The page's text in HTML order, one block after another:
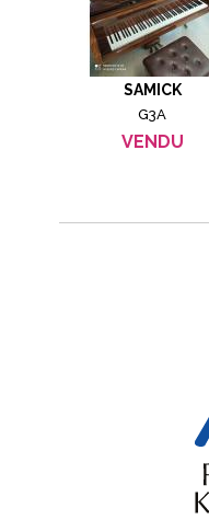
SAMICK
G3A
VENDU